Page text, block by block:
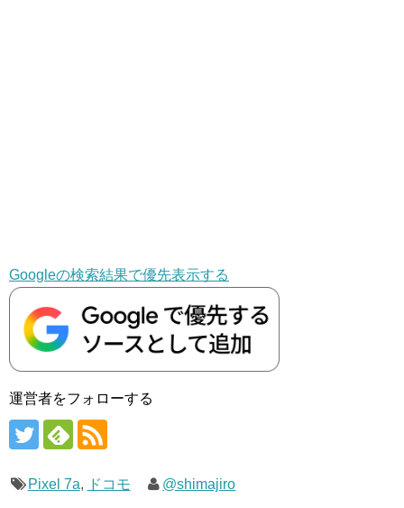
Googleの検索結果で優先表示する
運営者をフォローする
Pixel 7a, ドコモ @shimajiro